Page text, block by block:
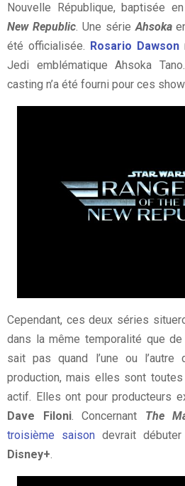
Nouvelle République, baptisée
New Republic. Une série Ahsoka
été officialisée. Rosario Dawson
Jedi emblématique Ahsoka
casting n’a été fourni pour ces
Cependant, ces deux séries
dans la même temporalité que de
sait pas quand l’une ou
production, mais elles sont
actif. Elles ont pour producteurs
Dave Filoni. Concernant The
troisième saison devrait
Disney+.